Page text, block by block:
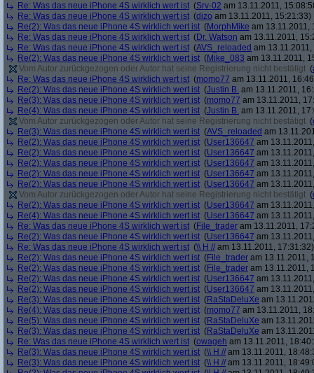
Re: Was das neue iPhone 4S wirklich wert ist (Srv-02 am 13.11.2011,
Re: Was das neue iPhone 4S wirklich wert ist (dizo am 13.11.2011, 15:21:33)
Re(2): Was das neue iPhone 4S wirklich wert ist (MorphMike am 13.11.2011,
Re: Was das neue iPhone 4S wirklich wert ist (Dr. Watson am 13.11.2011,
Re: Was das neue iPhone 4S wirklich wert ist (AVS_reloaded am
Re(2): Was das neue iPhone 4S wirklich wert ist (Mike_083 am 13.11.2011,
Vom Autor zurückgezogen oder Autor hat seine Registrierung nicht bestätigt (
Re: Was das neue iPhone 4S wirklich wert ist (momo77 am 13.11.2011,
Re(2): Was das neue iPhone 4S wirklich wert ist (Justin B. am 13.11.2011,
Re(3): Was das neue iPhone 4S wirklich wert ist (momo77 am 13.11.2011,
Re(4): Was das neue iPhone 4S wirklich wert ist (Justin B. am 13.11.2011,
Vom Autor zurückgezogen oder Autor hat seine Registrierung nicht bestätigt (
Re(3): Was das neue iPhone 4S wirklich wert ist (AVS_reloaded am
Re(2): Was das neue iPhone 4S wirklich wert ist (User136647 am
Re(2): Was das neue iPhone 4S wirklich wert ist (User136647 am
Re(2): Was das neue iPhone 4S wirklich wert ist (User136647 am
Re(2): Was das neue iPhone 4S wirklich wert ist (User136647 am
Re(2): Was das neue iPhone 4S wirklich wert ist (User136647 am
Vom Autor zurückgezogen oder Autor hat seine Registrierung nicht bestätigt (
Re(2): Was das neue iPhone 4S wirklich wert ist (User136647 am
Re(4): Was das neue iPhone 4S wirklich wert ist (User136647 am
Re: Was das neue iPhone 4S wirklich wert ist (File_trader am 13.11.2011,
Re(2): Was das neue iPhone 4S wirklich wert ist (User136647 am
Re: Was das neue iPhone 4S wirklich wert ist (\\ H // am 13.11.2011, 17:31:32)
Re(2): Was das neue iPhone 4S wirklich wert ist (File_trader am 13.11.2011,
Re(2): Was das neue iPhone 4S wirklich wert ist (File_trader am 13.11.2011,
Re(2): Was das neue iPhone 4S wirklich wert ist (User136647 am
Re(2): Was das neue iPhone 4S wirklich wert ist (User136647 am
Re(3): Was das neue iPhone 4S wirklich wert ist (RaStaDeluXe am
Re(4): Was das neue iPhone 4S wirklich wert ist (momo77 am 13.11.2011,
Re(5): Was das neue iPhone 4S wirklich wert ist (RaStaDeluXe am
Re(3): Was das neue iPhone 4S wirklich wert ist (RaStaDeluXe am
Re: Was das neue iPhone 4S wirklich wert ist (owageh am 13.11.2011,
Re(3): Was das neue iPhone 4S wirklich wert ist (\\ H // am 13.11.2011,
Re(3): Was das neue iPhone 4S wirklich wert ist (\\ H // am 13.11.2011,